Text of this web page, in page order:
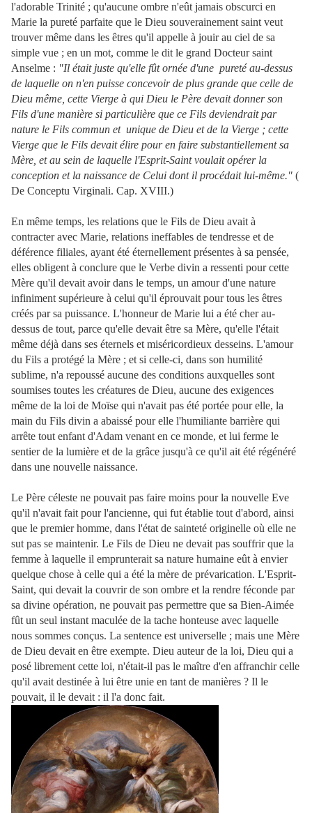
l'adorable Trinité ; qu'aucune ombre n'eût jamais obscurci en
Marie la pureté parfaite que le Dieu souverainement saint veut
trouver même dans les êtres qu'il appelle à jouir au ciel de sa
simple vue ; en un mot, comme le dit le grand Docteur saint
Anselme : "Il était juste qu'elle fût ornée d'une pureté au-dessus
de laquelle on n'en puisse concevoir de plus grande que celle de
Dieu même, cette Vierge à qui Dieu le Père devait donner son
Fils d'une manière si particulière que ce Fils deviendrait par
nature le Fils commun et unique de Dieu et de la Vierge ; cette
Vierge que le Fils devait élire pour en faire substantiellement sa
Mère, et au sein de laquelle l'Esprit-Saint voulait opérer la
conception et la naissance de Celui dont il procédait lui-même." (
De Conceptu Virginali. Cap. XVIII.)
En même temps, les relations que le Fils de Dieu avait à
contracter avec Marie, relations ineffables de tendresse et de
déférence filiales, ayant été éternellement présentes à sa pensée,
elles obligent à conclure que le Verbe divin a ressenti pour cette
Mère qu'il devait avoir dans le temps, un amour d'une nature
infiniment supérieure à celui qu'il éprouvait pour tous les êtres
créés par sa puissance. L'honneur de Marie lui a été cher au-
dessus de tout, parce qu'elle devait être sa Mère, qu'elle l'était
même déjà dans ses éternels et miséricordieux desseins. L'amour
du Fils a protégé la Mère ; et si celle-ci, dans son humilité
sublime, n'a repoussé aucune des conditions auxquelles sont
soumises toutes les créatures de Dieu, aucune des exigences
même de la loi de Moïse qui n'avait pas été portée pour elle, la
main du Fils divin a abaissé pour elle l'humiliante barrière qui
arrête tout enfant d'Adam venant en ce monde, et lui ferme le
sentier de la lumière et de la grâce jusqu'à ce qu'il ait été régénéré
dans une nouvelle naissance.
Le Père céleste ne pouvait pas faire moins pour la nouvelle Eve
qu'il n'avait fait pour l'ancienne, qui fut établie tout d'abord, ainsi
que le premier homme, dans l'état de sainteté originelle où elle ne
sut pas se maintenir. Le Fils de Dieu ne devait pas souffrir que la
femme à laquelle il emprunterait sa nature humaine eût à envier
quelque chose à celle qui a été la mère de prévarication. L'Esprit-
Saint, qui devait la couvrir de son ombre et la rendre féconde par
sa divine opération, ne pouvait pas permettre que sa Bien-Aimée
fût un seul instant maculée de la tache honteuse avec laquelle
nous sommes conçus. La sentence est universelle ; mais une Mère
de Dieu devait en être exempte. Dieu auteur de la loi, Dieu qui a
posé librement cette loi, n'était-il pas le maître d'en affranchir celle
qu'il avait destinée à lui être unie en tant de manières ? Il le
pouvait, il le devait : il l'a donc fait.